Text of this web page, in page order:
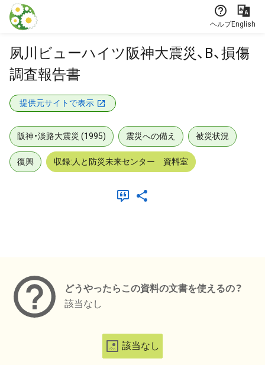
本文に飛ぶ
ヘルプEnglish
夙川ビューハイツ阪神大震災、B、損傷
調査報告書
提供元サイトで表示
阪神・淡路大震災 (1995) 震災への備え 被災状況
復興 収録:人と防災未来センター 資料室
どうやったらこの資料の文書を使えるの？
該当なし
該当なし